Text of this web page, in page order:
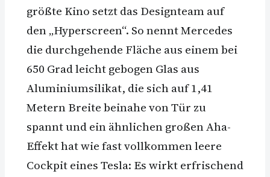
größte Kino setzt das Designteam auf
den „Hyperscreen“. So nennt Mercedes
die durchgehende Fläche aus einem bei
650 Grad leicht gebogen Glas aus
Aluminiumsilikat, die sich auf 1,41
Metern Breite beinahe von Tür zu
spannt und ein ähnlichen großen Aha-
Effekt hat wie fast vollkommen leere
Cockpit eines Tesla: Es wirkt erfrischend